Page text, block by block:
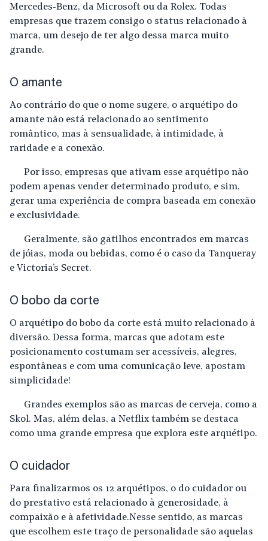
Mercedes-Benz, da Microsoft ou da Rolex. Todas
empresas que trazem consigo o status relacionado à
marca, um desejo de ter algo dessa marca muito
grande.
O amante
Ao contrário do que o nome sugere, o arquétipo do
amante não está relacionado ao sentimento
romântico, mas à sensualidade, à intimidade, à
raridade e a conexão.
Por isso, empresas que ativam esse arquétipo não
podem apenas vender determinado produto, e sim,
gerar uma experiência de compra baseada em conexão
e exclusividade.
Geralmente, são gatilhos encontrados em marcas
de jóias, moda ou bebidas, como é o caso da Tanqueray
e Victoria’s Secret.
O bobo da corte
O arquétipo do bobo da corte está muito relacionado à
diversão. Dessa forma, marcas que adotam este
posicionamento costumam ser acessíveis, alegres,
espontâneas e com uma comunicação leve, apostam
simplicidade!
Grandes exemplos são as marcas de cerveja, como a
Skol. Mas, além delas, a Netflix também se destaca
como uma grande empresa que explora este arquétipo.
O cuidador
Para finalizarmos os 12 arquétipos, o do cuidador ou
do prestativo está relacionado à generosidade, à
compaixão e à afetividade.Nesse sentido, as marcas
que escolhem este traço de personalidade são aquelas